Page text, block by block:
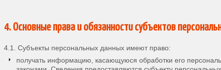
4. Основные права и обязанности субъектов
4.1. Субъекты персональных данных имеют право:
получать информацию, касающуюся обработки его